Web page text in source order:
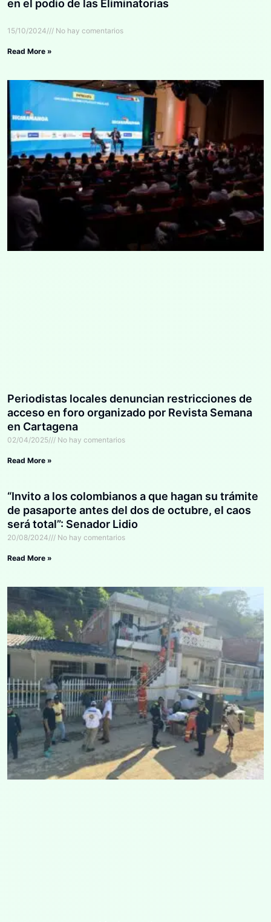
en el podio de las Eliminatorias
15/10/2024 No hay comentarios
Read More »
Periodistas locales denuncian restricciones de
acceso en foro organizado por Revista Semana
en Cartagena
02/04/2025 No hay comentarios
Read More »
“Invito a los colombianos a que hagan su trámite
de pasaporte antes del dos de octubre, el caos
será total”: Senador Lidio
20/08/2024 No hay comentarios
Read More »